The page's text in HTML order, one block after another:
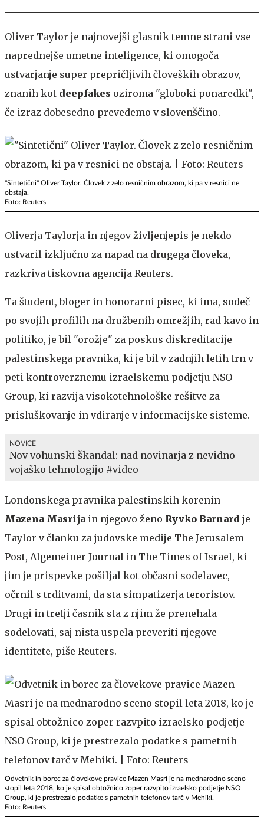
Oliver Taylor je najnovejši glasnik temne strani vse
naprednejše umetne inteligence, ki omogoča
ustvarjanje super prepričljivih človeških obrazov,
znanih kot deepfakes oziroma "globoki ponaredki",
če izraz dobesedno prevedemo v slovenščino.
"Sintetični" Oliver Taylor. Človek z zelo resničnim obrazom, ki pa v resnici ne
obstaja.
Foto: Reuters
Oliverja Taylorja in njegov življenjepis je nekdo
ustvaril izključno za napad na drugega človeka,
razkriva tiskovna agencija Reuters.
Ta študent, bloger in honorarni pisec, ki ima, sodeč
po svojih profilih na družbenih omrežjih, rad kavo in
politiko, je bil "orožje" za poskus diskreditacije
palestinskega pravnika, ki je bil v zadnjih letih trn v
peti kontroverznemu izraelskemu podjetju NSO
Group, ki razvija visokotehnološke rešitve za
prisluškovanje in vdiranje v informacijske sisteme.
NOVICE
Nov vohunski škandal: nad novinarja z nevidno
vojaško tehnologijo #video
Londonskega pravnika palestinskih korenin
Mazena Masrija in njegovo ženo Ryvko Barnard je
Taylor v članku za judovske medije The Jerusalem
Post, Algemeiner Journal in The Times of Israel, ki
jim je prispevke pošiljal kot občasni sodelavec,
očrnil s trditvami, da sta simpatizerja teroristov.
Drugi in tretji časnik sta z njim že prenehala
sodelovati, saj nista uspela preveriti njegove
identitete, piše Reuters.
Odvetnik in borec za človekove pravice Mazen Masri je na mednarodno sceno
stopil leta 2018, ko je spisal obtožnico zoper razvpito izraelsko podjetje NSO
Group, ki je prestrezalo podatke s pametnih telefonov tarč v Mehiki.
Foto: Reuters